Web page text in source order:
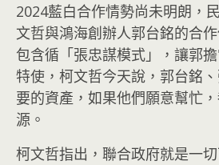
2024藍白合作情勢尚未明朗，
文哲與鴻海創辦人郭台銘的合
包含循「張忠謀模式」，讓郭
特使，柯文哲今天說，郭台銘
要的資產，如果他們願意幫忙
源。
柯文哲指出，聯合政府就是一